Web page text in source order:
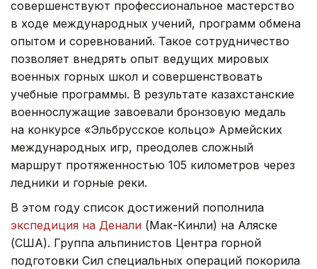
совершенствуют профессиональное мастерство
в ходе международных учений, программ обмена
опытом и соревнований. Такое сотрудничество
позволяет внедрять опыт ведущих мировых
военных горных школ и совершенствовать
учебные программы. В результате казахстанские
военнослужащие завоевали бронзовую медаль
на конкурсе «Эльбрусское кольцо» Армейских
международных игр, преодолев сложный
маршрут протяженностью 105 километров через
ледники и горные реки.
В этом году список достижений пополнила
экспедиция на Денали (Мак-Кинли) на Аляске
(США). Группа альпинистов Центра горной
подготовки Сил специальных операций покорила